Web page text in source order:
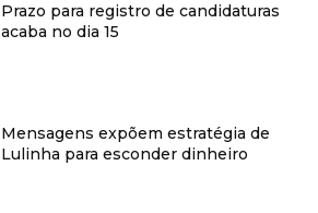
Prazo para registro de candidaturas
acaba no dia 15
Mensagens expõem estratégia de
Lulinha para esconder dinheiro